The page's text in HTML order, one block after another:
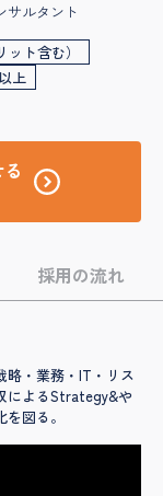
サルタント
ト含む）
上
採用の流れ
略・業務・IT・リス
によるStrategy&や
図る。